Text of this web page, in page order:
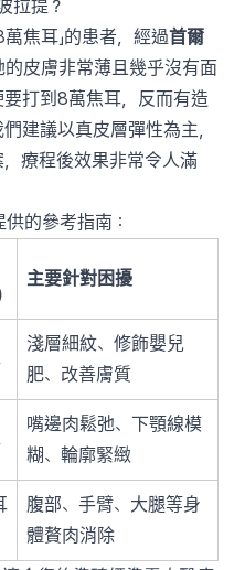
拉提？
焦耳」的患者，經過首爾
皮膚非常薄且幾乎沒有面
打到8萬焦耳，反而有造
建議以真皮層彈性為主，
療程後效果非常令人滿
的參考指南：
主要針對困擾
淺層細紋、修飾嬰兒
肥、改善膚質
嘴邊肉鬆弛、下顎線模
糊、輪廓緊緻
腹部、手臂、大腿等身
體贅肉消除